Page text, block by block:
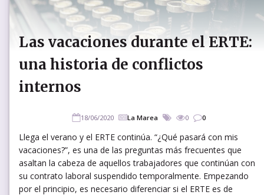
Las vacaciones durante el ERTE:
una historia de conflictos
internos
18/06/2020 La Marea 0 0
Llega el verano y el ERTE continúa. “¿Qué pasará con mis
vacaciones?”, es una de las preguntas más frecuentes que
asaltan la cabeza de aquellos trabajadores que continúan con
su contrato laboral suspendido temporalmente. Empezando
por el principio, es necesario diferenciar si el ERTE es de